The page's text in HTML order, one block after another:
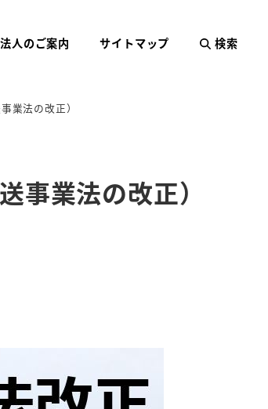
法人のご案内 サイトマップ 検索
業法の改正）
事業法の改正）